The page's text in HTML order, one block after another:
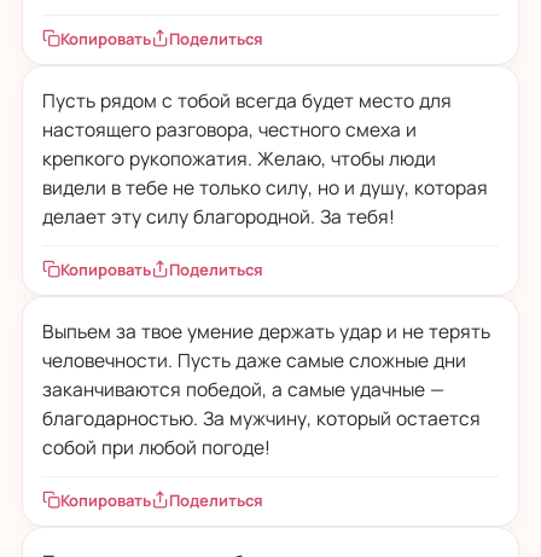
Копировать Поделиться
Пусть рядом с тобой всегда будет место для
настоящего разговора, честного смеха и
крепкого рукопожатия. Желаю, чтобы люди
видели в тебе не только силу, но и душу, которая
делает эту силу благородной. За тебя!
Копировать Поделиться
Выпьем за твое умение держать удар и не терять
человечности. Пусть даже самые сложные дни
заканчиваются победой, а самые удачные —
благодарностью. За мужчину, который остается
собой при любой погоде!
Копировать Поделиться